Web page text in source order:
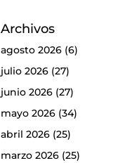
Archivos
agosto 2026 (6)
julio 2026 (27)
junio 2026 (27)
mayo 2026 (34)
abril 2026 (25)
marzo 2026 (25)